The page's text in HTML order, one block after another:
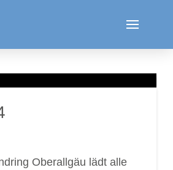
Oberallgäu lädt alle